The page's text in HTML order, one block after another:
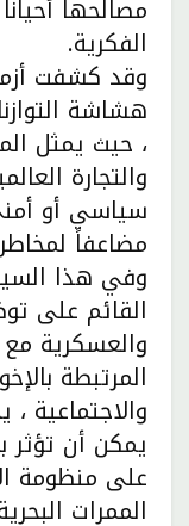
مصالحها
الفكرية.
وقد كشفت
هشاشة
، حيث يمثل
والتجارة
سياسي أو
مضاعفاً
وفي هذا
القائم على
والعسكرية
المرتبطة
والاجتماعية
يمكن أن تؤثر
على منظومة
الممرات